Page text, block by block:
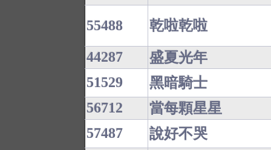
55488
乾啦乾啦
44287
盛夏光年
51529
黑暗騎士
56712
當每顆星星
57487
說好不哭